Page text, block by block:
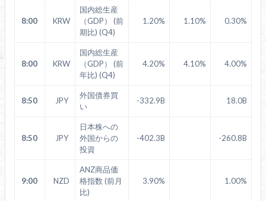
8:00 KRW
国内総生産
（GDP） (前
期比) (Q4)
1.20% 1.10% 0.30%
8:00 KRW
国内総生産
（GDP） (前
年比) (Q4)
4.20% 4.10% 4.00%
8:50 JPY
外国債券買
い
-332.9B 18.0B
8:50 JPY
日本株への
外国からの
投資
-402.3B -260.8B
9:00 NZD
ANZ商品価
格指数 (前月
比)
3.90% 1.00%